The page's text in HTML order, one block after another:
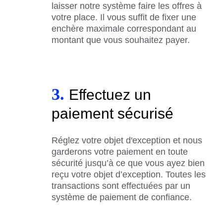
laisser notre système faire les offres à
votre place. Il vous suffit de fixer une
enchère maximale correspondant au
montant que vous souhaitez payer.
3. Effectuez un
paiement sécurisé
Réglez votre objet d'exception et nous
garderons votre paiement en toute
sécurité jusqu’à ce que vous ayez bien
reçu votre objet d’exception. Toutes les
transactions sont effectuées par un
système de paiement de confiance.